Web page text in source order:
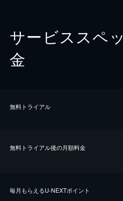
サービススペ
金
無料トライアル
無料トライアル後の⽉額料金
毎⽉もらえるU-NEXTポイント